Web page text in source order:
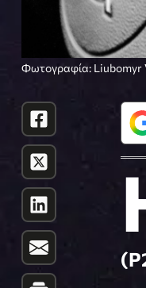
Φωτογραφία: Liubomyr